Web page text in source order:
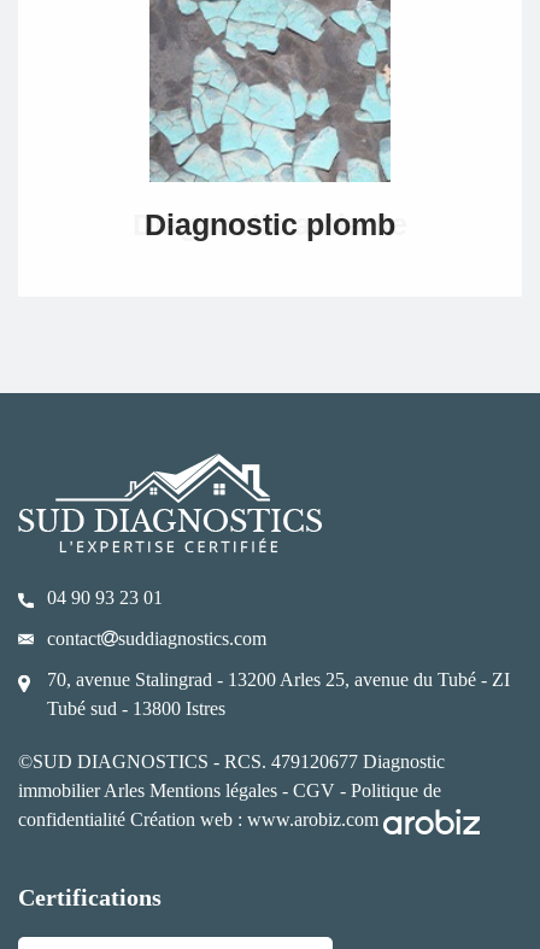
Diagnostic plomb
04 90 93 23 01
contact
suddiagnostics.com
70, avenue Stalingrad - 13200 Arles 25, avenue du Tubé - ZI
Tubé sud - 13800 Istres
©SUD DIAGNOSTICS - RCS. 479120677 Diagnostic
immobilier Arles Mentions légales - CGV - Politique de
confidentialité Création web : www.arobiz.com
Certifications